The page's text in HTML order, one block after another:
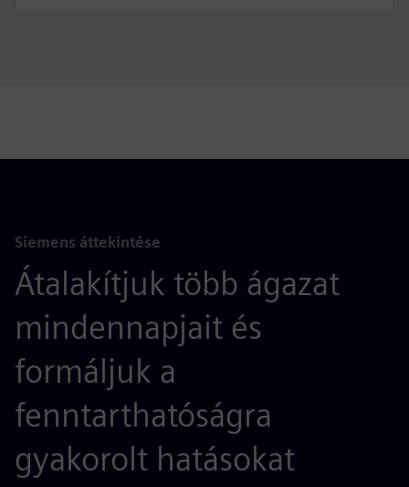
Siemens áttekintése
Átalakítjuk több ágazat
mindennapjait és
formáljuk a
fenntarthatóságra
gyakorolt hatásokat